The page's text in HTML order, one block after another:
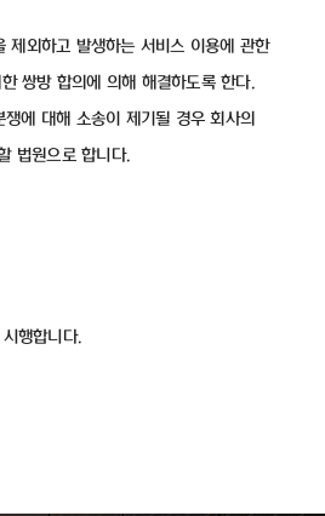
제외하고 발생하는 서비스 이용에 관한
쌍방 합의에 의해 해결하도록 한다.
에 대해 소송이 제기될 경우 회사의
법원으로 합니다.
행합니다.